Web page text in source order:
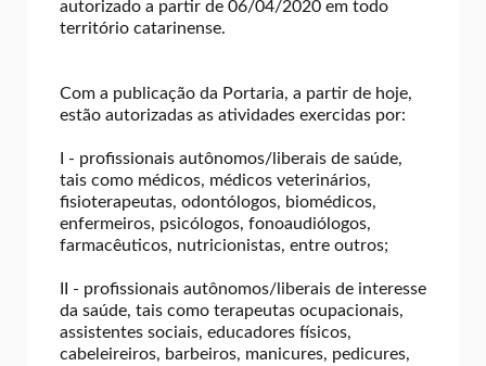
autorizado a partir de 06/04/2020 em todo
território catarinense.
Com a publicação da Portaria, a partir de hoje,
estão autorizadas as atividades exercidas por:
I - profissionais autônomos/liberais de saúde,
tais como médicos, médicos veterinários,
fisioterapeutas, odontólogos, biomédicos,
enfermeiros, psicólogos, fonoaudiólogos,
farmacêuticos, nutricionistas, entre outros;
II - profissionais autônomos/liberais de interesse
da saúde, tais como terapeutas ocupacionais,
assistentes sociais, educadores físicos,
cabeleireiros, barbeiros, manicures, pedicures,